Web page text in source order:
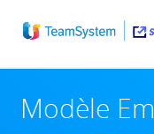
Modèle